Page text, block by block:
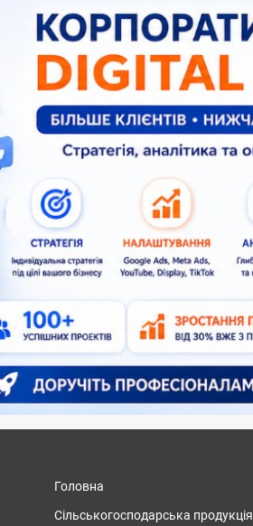
Головна
Сільськогосподарська продукція